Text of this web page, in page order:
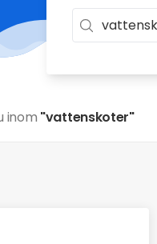
inom "vattenskoter"